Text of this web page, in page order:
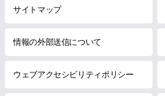
サイトマップ
情報の外部送信について
ウェブアクセシビリティポリシー